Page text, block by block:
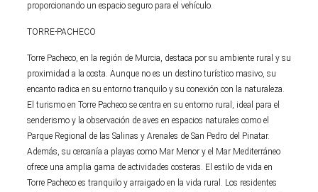
proporcionando un espacio seguro para el vehículo.
TORRE-PACHECO
Torre Pacheco, en la región de Murcia, destaca por su ambiente rural y su
proximidad a la costa. Aunque no es un destino turístico masivo, su
encanto radica en su entorno tranquilo y su conexión con la naturaleza.
El turismo en Torre Pacheco se centra en su entorno rural, ideal para el
senderismo y la observación de aves en espacios naturales como el
Parque Regional de las Salinas y Arenales de San Pedro del Pinatar.
Además, su cercanía a playas como Mar Menor y el Mar Mediterráneo
ofrece una amplia gama de actividades costeras. El estilo de vida en
Torre Pacheco es tranquilo y arraigado en la vida rural. Los residentes